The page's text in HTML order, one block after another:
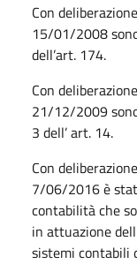
Con
15/01/2008
dell’art. 174.
Con
21/12/2009
3 dell’ art. 14.
Con
7/06/2016 è
contabilità che
in attuazione
sistemi contabili